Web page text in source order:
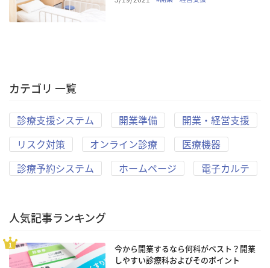
カテゴリ 一覧
診療支援システム 開業準備
開業・経営支援
リスク対策
オンライン診療
医療機器
診療予約システム
ホームページ 電子カルテ
人気記事ランキング
今から開業するなら何科がベスト？開業
しやすい診療科およびそのポイント